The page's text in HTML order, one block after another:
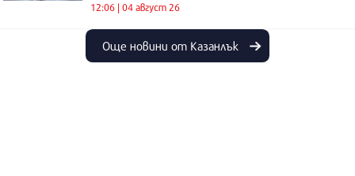
12:06 | 04 август 26
Още новини от Казанлък